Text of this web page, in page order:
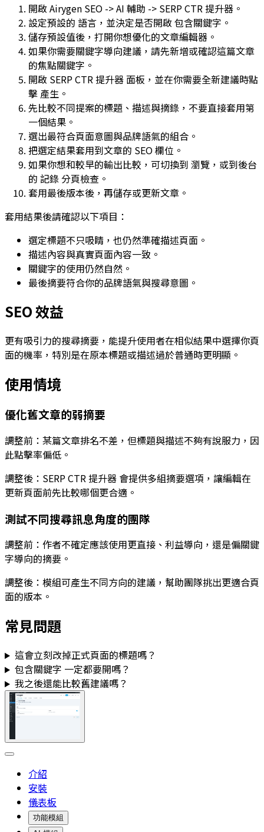
開啟Airygen SEO -> AI 輔助 -> SERP CTR 提升器 。
設定預設的 語言 ，並決定是否開啟包含關鍵字 。
儲存預設值後，打開你想優化的文章編輯器。
如果你需要關鍵字導向建議，請先新增或確認這篇文章
的焦點關鍵字。
開啟 SERP CTR 提升器 面板，並在你需要全新建議時點
擊 產生 。
先比較不同提案的標題、描述與摘錄，不要直接套用第
一個結果。
選出最符合頁面意圖與品牌語氣的組合。
把選定結果套用到文章的 SEO 欄位。
如果你想和較早的輸出比較，可切換到 瀏覽 ，或到後台
的 記錄分頁檢查。
套用最後版本後，再儲存或更新文章。
套用結果後請確認以下項目：
選定標題不只吸睛，也仍然準確描述頁面。
描述內容與真實頁面內容一致。
關鍵字的使用仍然自然。
最後摘要符合你的品牌語氣與搜尋意圖。
SEO 效益
更有吸引力的搜尋摘要，能提升使用者在相似結果中選擇你頁
面的機率，特別是在原本標題或描述過於普通時更明顯。
使用情境
優化舊文章的弱摘要
調整前：某篇文章排名不差，但標題與描述不夠有說服力，因
此點擊率偏低。
調整後： SERP CTR 提升器 會提供多組摘要選項，讓編輯在
更新頁面前先比較哪個更合適。
測試不同搜尋訊息角度的團隊
調整前：作者不確定應該使用更直接、利益導向，還是偏關鍵
字導向的摘要。
調整後：模組可產生不同方向的建議，幫助團隊挑出更適合頁
面的版本。
常見問題
這會立刻改掉正式頁面的標題嗎？
包含關鍵字 一定都要開嗎？
我之後還能比較舊建議嗎？
介紹
安裝
儀表板
功能模組